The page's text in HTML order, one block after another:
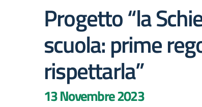
Progetto “la
scuola: prime
rispettarla”
13 Novembre 2023